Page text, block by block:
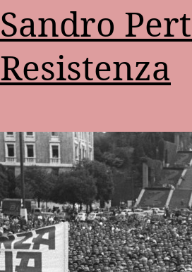
Sandro
Resistenza